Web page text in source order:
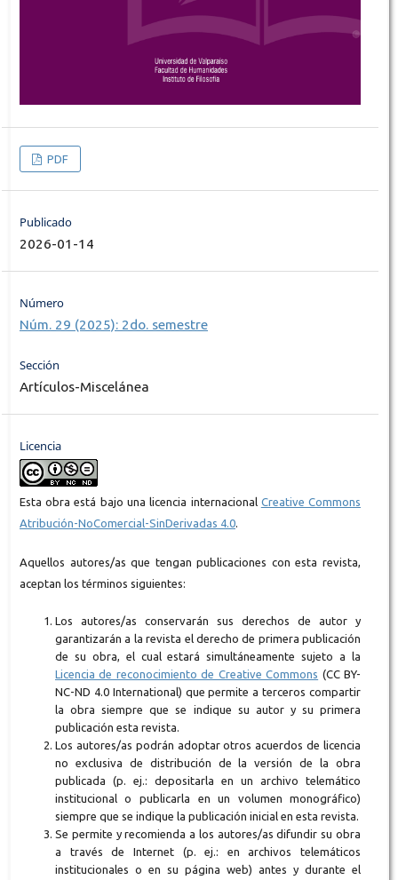
PDF
Publicado
2026-01-14
Número
Núm. 29 (2025): 2do. semestre
Sección
Artículos-Miscelánea
Licencia
Esta obra está bajo una licencia internacional Creative Commons
Atribución-NoComercial-SinDerivadas 4.0.
Aquellos autores/as que tengan publicaciones con esta revista,
aceptan los términos siguientes:
Los autores/as conservarán sus derechos de autor y
garantizarán a la revista el derecho de primera publicación
de su obra, el cual estará simultáneamente sujeto a la
Licencia de reconocimiento de Creative Commons (CC BY-
NC-ND 4.0 International) que permite a terceros compartir
la obra siempre que se indique su autor y su primera
publicación esta revista.
Los autores/as podrán adoptar otros acuerdos de licencia
no exclusiva de distribución de la versión de la obra
publicada (p. ej.: depositarla en un archivo telemático
institucional o publicarla en un volumen monográfico)
siempre que se indique la publicación inicial en esta revista.
Se permite y recomienda a los autores/as difundir su obra
a través de Internet (p. ej.: en archivos telemáticos
institucionales o en su página web) antes y durante el